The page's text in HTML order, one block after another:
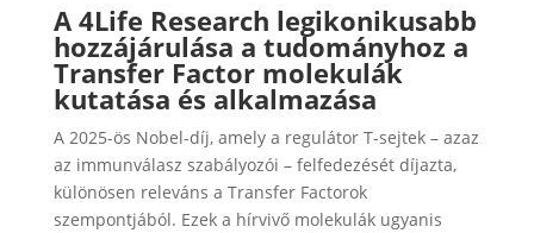
A 4Life Research legikonikusabb
hozzájárulása a tudományhoz a
Transfer Factor molekulák
kutatása és alkalmazása
A 2025-ös Nobel-díj, amely a regulátor T-sejtek – azaz
az immunválasz szabályozói – felfedezését díjazta,
különösen releváns a Transfer Factorok
szempontjából. Ezek a hírvivő molekulák ugyanis